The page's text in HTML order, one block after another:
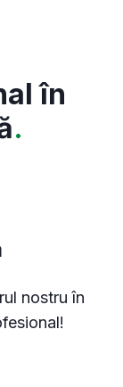
în
.
nostru în